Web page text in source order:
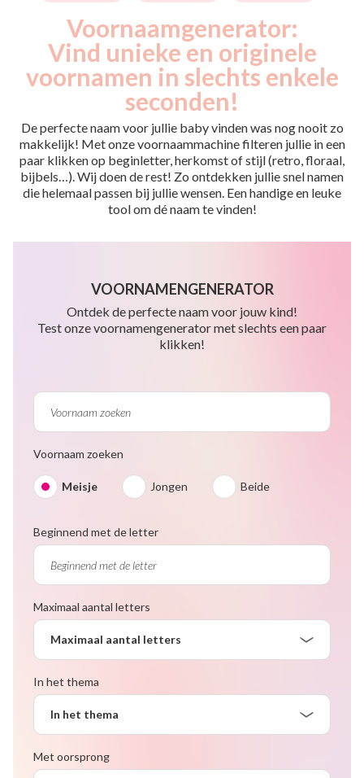
Voornaamgenerator:
Vind unieke en originele
voornamen in slechts enkele
seconden!
De perfecte naam voor jullie baby vinden was nog nooit zo
makkelijk! Met onze voornaammachine filteren jullie in een
paar klikken op beginletter, herkomst of stijl (retro, floraal,
bijbels…). Wij doen de rest! Zo ontdekken jullie snel namen
die helemaal passen bij jullie wensen. Een handige en leuke
tool om dé naam te vinden!
VOORNAMENGENERATOR
Ontdek de perfecte naam voor jouw kind!
Test onze voornamengenerator met slechts een paar
klikken!
Voornaam zoeken
Meisje Jongen Beide
Beginnend met de letter
Maximaal aantal letters
Maximaal aantal letters
In het thema
In het thema
Met oorsprong